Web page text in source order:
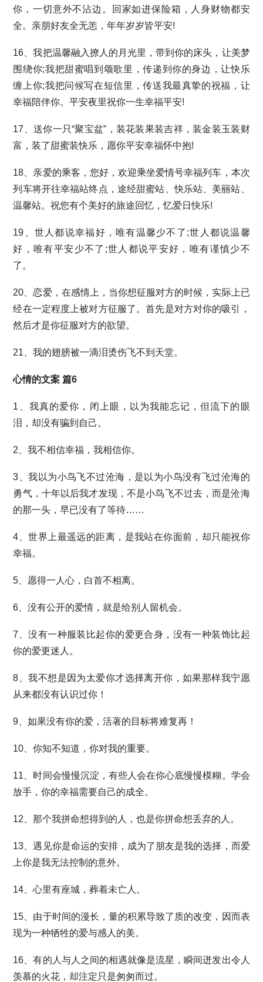
你，一切意外不沾边。回家如进保险箱，人身财物都安
全。亲朋好友全无恙，年年岁岁皆平安!
16、我把温馨融入撩人的月光里，带到你的床头，让美梦
围绕你;我把甜蜜唱到颂歌里，传递到你的身边，让快乐
缠上你;我把问候写在短信里，传送我最真挚的祝福，让
幸福陪伴你。平安夜里祝你一生幸福平安!
17、送你一只“聚宝盆”，装花装果装吉祥，装金装玉装财
富，装了甜蜜装快乐，愿你平安幸福怀中抱!
18、亲爱的乘客，您好，欢迎乘坐爱情号幸福列车，本次
列车将开往幸福站终点，途经甜蜜站、快乐站、美丽站、
温馨站。祝您有个美好的旅途回忆，忆爱日快乐!
19、世人都说幸福好，唯有温馨少不了;世人都说温馨
好，唯有平安少不了;世人都说平安好，唯有谨慎少不
了。
20、恋爱，在感情上，当你想征服对方的时候，实际上已
经在一定程度上被对方征服了。首先是对方对你的吸引，
然后才是你征服对方的欲望。
21、我的翅膀被一滴泪烫伤飞不到天堂。
心情的文案 篇6
1、我真的爱你，闭上眼，以为我能忘记，但流下的眼
泪，却没有骗到自己。
2、我不相信幸福，我相信你。
3、我以为小鸟飞不过沧海，是以为小鸟没有飞过沧海的
勇气，十年以后我才发现，不是小鸟飞不过去，而是沧海
的那一头，早已没有了等待……
4、世界上最遥远的距离，是我站在你面前，却只能祝你
幸福。
5、愿得一人心，白首不相离。
6、没有公开的爱情，就是给别人留机会。
7、没有一种服装比起你的爱更合身，没有一种装饰比起
你的爱更迷人。
8、我不想是因为太爱你才选择离开你，如果那样我宁愿
从来都没有认识过你！
9、如果没有你的爱，活著的目标将难复再！
10、你知不知道，你对我的重要。
11、时间会慢慢沉淀，有些人会在你心底慢慢模糊。学会
放手，你的幸福需要自己的成全。
12、那个我拼命想得到的人，也是你拼命想丢弃的人。
13、遇见你是命运的安排，成为了朋友是我的选择，而爱
上你是我无法控制的意外。
14、心里有座城，葬着未亡人。
15、由于时间的漫长，量的积累导致了质的改变，因而表
现为一种牺牲的爱与感人的美。
16、有的人与人之间的相遇就像是流星，瞬间迸发出令人
羡慕的火花，却注定只是匆匆而过。